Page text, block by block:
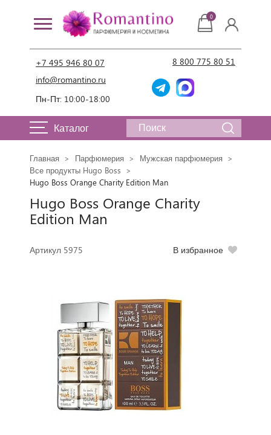
+7 495 946 80 07
info@romantino.ru
Пн-Пт: 10:00-18:00
8 800 775 80 51
0
Каталог
Главная Парфюмерия
Мужская парфюмерия
Все продукты Hugo Boss
Hugo Boss Orange Charity Edition Man
Hugo Boss Orange Charity
Edition Man
Артикул 5975 В избранное